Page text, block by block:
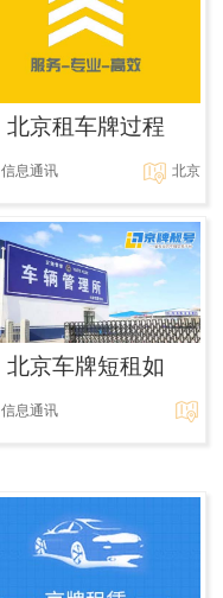
北京租车牌过程
信息通讯 北京
北京车牌短租如
信息通讯